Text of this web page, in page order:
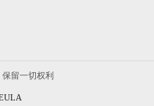
保留一切权利